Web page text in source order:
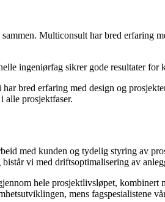
Multiconsult har bred erfaring
ingeniørfag sikrer gode resultater for
bred erfaring med design og
alle prosjektfaser.
med kunden og tydelig styring av
vi med driftsoptimalisering av
hele prosjektlivsløpet,
mens fagspesialistene